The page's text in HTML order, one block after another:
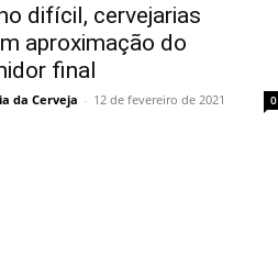
difícil, cervejarias
aproximação do
final
da Cerveja - 12 de fevereiro de 2021 0